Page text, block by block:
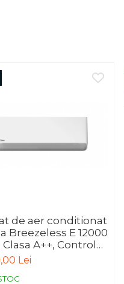
de aer conditionat
Breezeless E 12000
Clasa A++, Control
CB1-12HRFN8-
12HFNX-O(R)
Lei